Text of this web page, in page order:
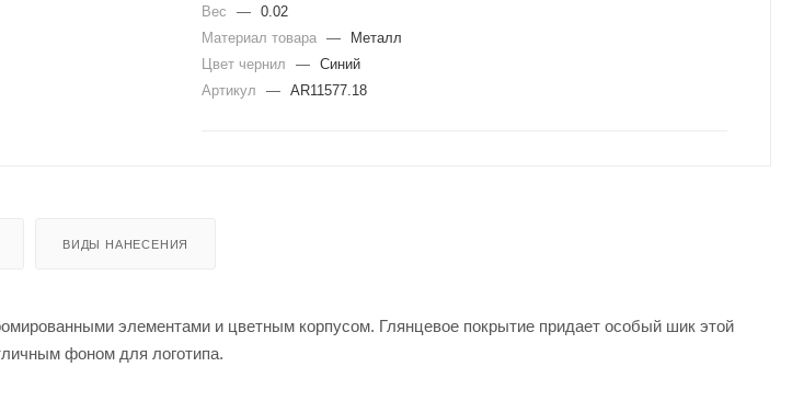
Вес
— 0.02
Материал товара —
Металл
Цвет чернил
— Синий
Артикул
— AR11577.18
ВИДЫ НАНЕСЕНИЯ
элементами и цветным корпусом. Глянцевое покрытие придает особый шик этой
фоном для логотипа.